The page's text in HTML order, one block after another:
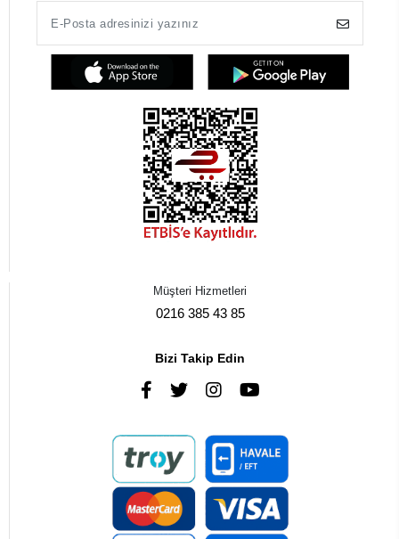
Müşteri Hizmetleri
0216 385 43 85
Bizi Takip Edin